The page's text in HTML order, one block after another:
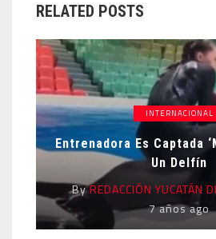
RELATED POSTS
INTERNACIONAL
Entrenadora Es Captada
Un Delfín
ByREDACCIÓN YUCATÁN
7 años ago